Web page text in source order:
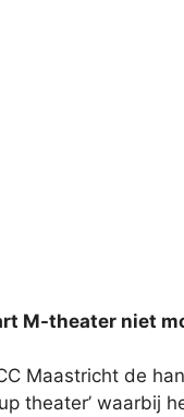
M-theater niet
Maastricht de
theater’ waarbij